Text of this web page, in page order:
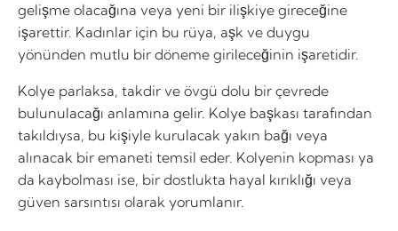
gelişme olacağına veya yeni bir ilişkiye gireceğine
işarettir. Kadınlar için bu rüya, aşk ve duygu
yönünden mutlu bir döneme girileceğinin işaretidir.
Kolye parlaksa, takdir ve övgü dolu bir çevrede
bulunulacağı anlamına gelir. Kolye başkası tarafından
takıldıysa, bu kişiyle kurulacak yakın bağı veya
alınacak bir emaneti temsil eder. Kolyenin kopması ya
da kaybolması ise, bir dostlukta hayal kırıklığı veya
güven sarsıntısı olarak yorumlanır.